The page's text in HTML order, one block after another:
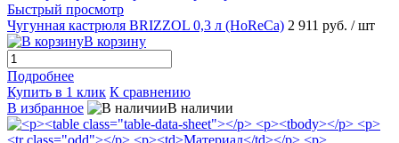
Быстрый просмотр
Чугунная кастрюля BRIZZOL 0,3 л (HoRеCа) 2 911 руб. / шт
В корзину
Подробнее
Купить в 1 клик К сравнению
В избранное
В наличии